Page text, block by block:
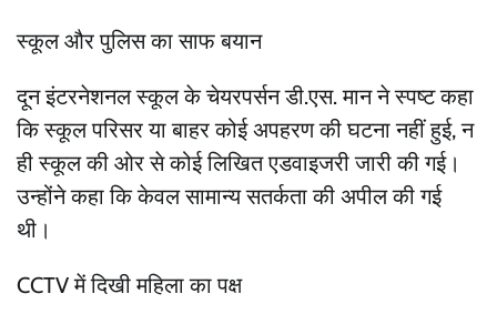
स्कूल और पुलिस का साफ बयान
दून इंटरनेशनल स्कूल के चेयरपर्सन डी.एस. मान ने स्पष्ट कहा
कि स्कूल परिसर या बाहर कोई अपहरण की घटना नहीं हुई, न
ही स्कूल की ओर से कोई लिखित एडवाइजरी जारी की गई।
उन्होंने कहा कि केवल सामान्य सतर्कता की अपील की गई
थी।
CCTV में दिखी महिला का पक्ष